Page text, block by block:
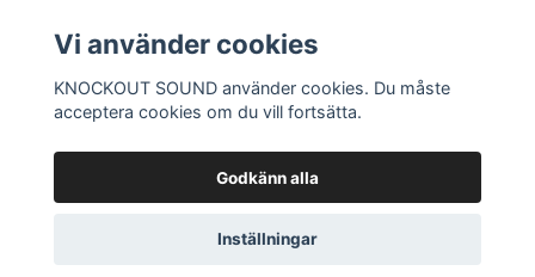
Sociala medier
© 2026 KNOCKOUT SOUND
Vi använder cookies
KNOCKOUT SOUND använder cookies. Du måste
acceptera cookies om du vill fortsätta.
Godkänn alla
Inställningar